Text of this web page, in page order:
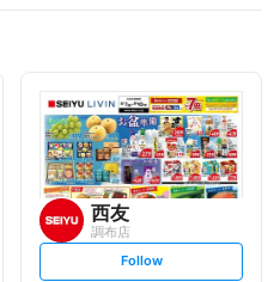
西友
調布店
s
Follow